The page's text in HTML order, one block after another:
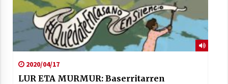
2020/04/17
LUR ETA MURMUR: Baserritarren